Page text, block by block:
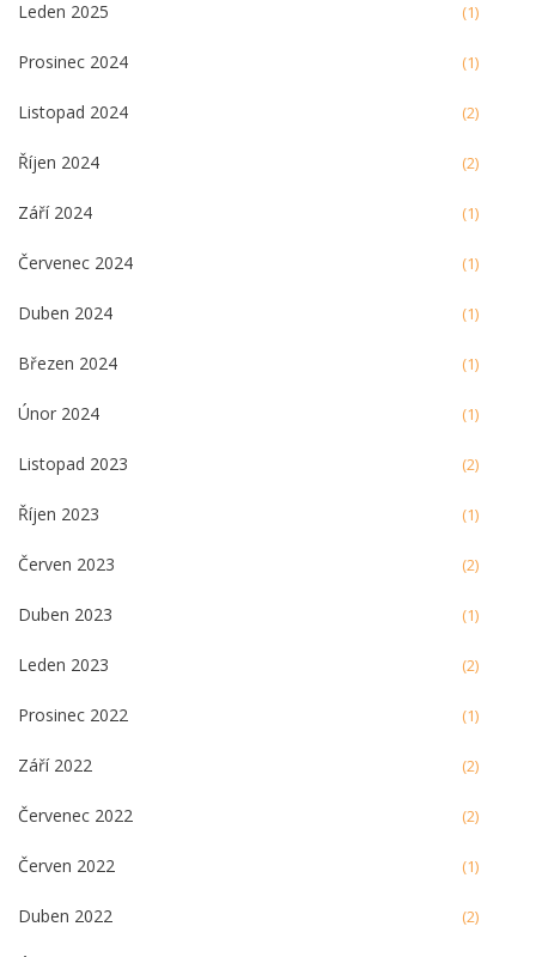
Leden 2025 (1)
Prosinec 2024 (1)
Listopad 2024 (2)
Říjen 2024 (2)
Září 2024 (1)
Červenec 2024 (1)
Duben 2024 (1)
Březen 2024 (1)
Únor 2024 (1)
Listopad 2023 (2)
Říjen 2023 (1)
Červen 2023 (2)
Duben 2023 (1)
Leden 2023 (2)
Prosinec 2022 (1)
Září 2022 (2)
Červenec 2022 (2)
Červen 2022 (1)
Duben 2022 (2)